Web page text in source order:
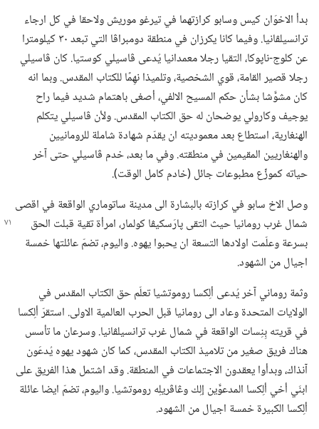
بدأ الاخوَان كيس وسابو كرازتهما في تيرغو موريش ولاحقا في كل ارجاء
ترانسيلڤانيا.‏ وفيما كانا يكرزان في منطقة دومبراڤا التي تبعد ٣٠ كيلومترا
عن كلوج-‏ناپوكا،‏ التقيا رجلا معمدانيا يُدعى ڤاسيلي كوستيا.‏ كان ڤاسيلي
رجلا قصير القامة،‏ قوي الشخصية،‏ وتلميذا نهِمًا للكتاب المقدس.‏ وبما انه
كان مشوَّشا بشأن حكم المسيح الالفي،‏ أصغى باهتمام شديد فيما راح
يوجيف وكارولي يوضحان له حق الكتاب المقدس.‏ ولأن ڤاسيلي يتكلم
الهنغارية،‏ استطاع بعد معموديته ان يقدّم شهادة شاملة للرومانيين
والهنغاريين المقيمين في منطقته.‏ وفي ما بعد،‏ خدم ڤاسيلي حتى آخر
حياته كموزِّع مطبوعات جائل (‏خادم كامل الوقت)‏.‏
وصل الاخ سابو في كرازته بالبشارة الى مدينة ساتوماري الواقعة في اقصى
شمال غرب رومانيا حيث التقى پارَسكيڤا كولمار،‏ امرأة تقية قبلت الحق
بسرعة وعلّمت اولادها التسعة ان يحبوا يهوه.‏ واليوم،‏ تضمّ عائلتها خمسة
اجيال من الشهود.‏
وثمة روماني آخر يُدعى ألِكسا روموتشيا تعلّم حق الكتاب المقدس في
الولايات المتحدة وعاد الى رومانيا قبل الحرب العالمية الاولى.‏ استقرّ ألِكسا
في قريته بِنِسات الواقعة في شمال غرب ترانسيلڤانيا.‏ وسرعان ما تأسس
هناك فريق صغير من تلاميذ الكتاب المقدس،‏ كما كان شهود يهوه يُدعَون
آنذاك،‏ وبدأوا يعقدون الاجتماعات في المنطقة.‏ وقد اشتمل هذا الفريق على
ابنَي أخي ألِكسا المدعوَّين إلِك وڠاڤريلِه روموتشيا.‏ واليوم،‏ تضمّ ايضا عائلة
ألِكسا الكبيرة خمسة اجيال من الشهود.‏